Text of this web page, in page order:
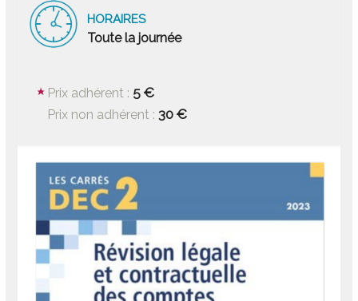
HORAIRES
Toute la journée
Prix adhérent : 5 €
Prix non adhérent :30 €